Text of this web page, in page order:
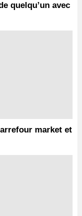
quelqu’un avec
market et